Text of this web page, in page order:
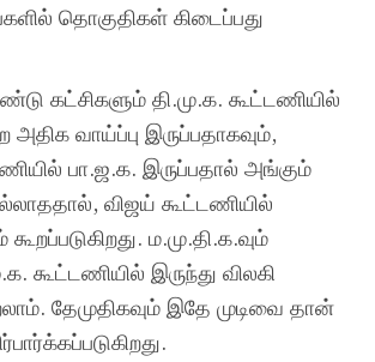
தொகுதிகள் கிடைப்பது
கட்சிகளும் தி.மு.க. கூட்டணியில்
அதிக வாய்ப்பு இருப்பதாகவும்,
பா.ஜ.க. இருப்பதால் அங்கும்
விஜய் கூட்டணியில்
ம.மு.தி.க.வும்
கூட்டணியில் இருந்து விலகி
தேமுதிகவும் இதே முடிவை தான்